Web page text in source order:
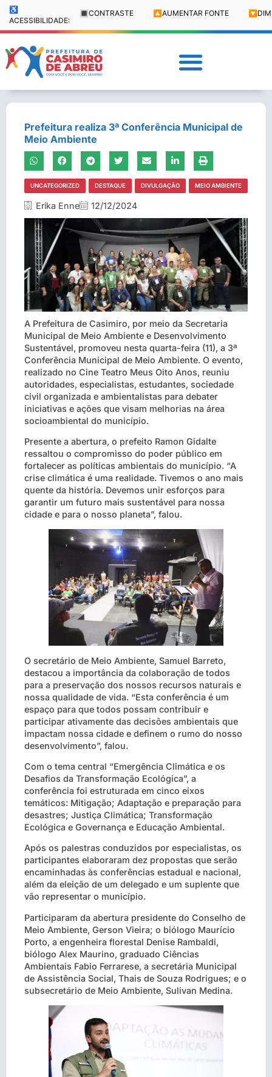
♿
ACESSIBILIDADE:
🔳 CONTRASTE 🔼 AUMENTAR FONTE 🔽
Prefeitura realiza 3ª Conferência Municipal de
Meio Ambiente
UNCATEGORIZED DESTAQUE DIVULGAÇÃO MEIO AMBIENTE
Erika Enne 12/12/2024
A Prefeitura de Casimiro, por meio da Secretaria
Municipal de Meio Ambiente e Desenvolvimento
Sustentável, promoveu nesta quarta-feira (11), a 3ª
Conferência Municipal de Meio Ambiente. O evento,
realizado no Cine Teatro Meus Oito Anos, reuniu
autoridades, especialistas, estudantes, sociedade
civil organizada e ambientalistas para debater
iniciativas e ações que visam melhorias na área
socioambiental do município.
Presente a abertura, o prefeito Ramon Gidalte
ressaltou o compromisso do poder público em
fortalecer as políticas ambientais do município. “A
crise climática é uma realidade. Tivemos o ano mais
quente da história. Devemos unir esforços para
garantir um futuro mais sustentável para nossa
cidade e para o nosso planeta”, falou.
O secretário de Meio Ambiente, Samuel Barreto,
destacou a importância da colaboração de todos
para a preservação dos nossos recursos naturais e
nossa qualidade de vida. “Esta conferência é um
espaço para que todos possam contribuir e
participar ativamente das decisões ambientais que
impactam nossa cidade e definem o rumo do nosso
desenvolvimento”, falou.
Com o tema central “Emergência Climática e os
Desafios da Transformação Ecológica”, a
conferência foi estruturada em cinco eixos
temáticos: Mitigação; Adaptação e preparação para
desastres; Justiça Climática; Transformação
Ecológica e Governança e Educação Ambiental.
Após os palestras conduzidos por especialistas, os
participantes elaboraram dez propostas que serão
encaminhadas às conferências estadual e nacional,
além da eleição de um delegado e um suplente que
vão representar o município.
Participaram da abertura presidente do Conselho de
Meio Ambiente, Gerson Vieira; o biólogo Maurício
Porto, a engenheira florestal Denise Rambaldi,
biólogo Alex Maurino, graduado Ciências
Ambientais Fabio Ferrarese, a secretária Municipal
de Assistência Social, Thais de Souza Rodrigues; e o
subsecretário de Meio Ambiente, Sulivan Medina.